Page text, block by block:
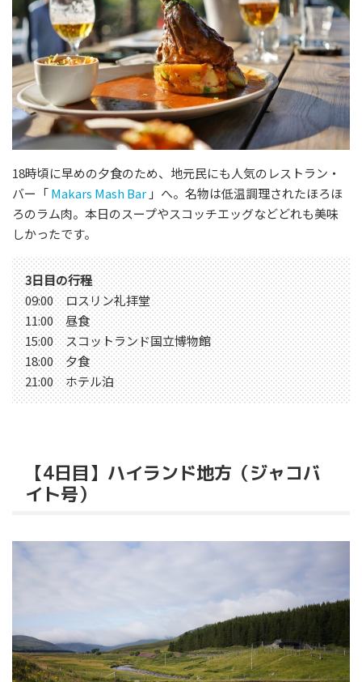
18時頃に早めの夕食のため、地元民にも人気のレストラン・
バー「Makars Mash Bar 」へ。名物は低温調理されたほろほ
ろのラム肉。本日のスープやスコッチエッグなどどれも美味
しかったです。
3日目の行程
09:00 ロスリン礼拝堂
11:00 昼食
15:00 スコットランド国立博物館
18:00 夕食
21:00 ホテル泊
【4日目】ハイランド地方（ジャコバ
イト号）